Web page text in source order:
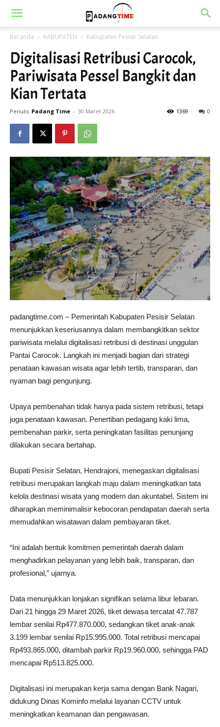
Beranda KABUPATEN Kabupaten Pesisir Selatan
Digitalisasi Retribusi Carocok,
Pariwisata Pessel Bangkit dan
Kian Tertata
Penulis Padang Time - 30 Maret 2026 0
1369
padangtime.com – Pemerintah Kabupaten Pesisir Selatan
menunjukkan keseriusannya dalam membangkitkan sektor
pariwisata melalui digitalisasi retribusi di destinasi unggulan
Pantai Carocok. Langkah ini menjadi bagian dari strategi
penataan kawasan wisata agar lebih tertib, transparan, dan
nyaman bagi pengunjung.
Upaya pembenahan tidak hanya pada sistem retribusi, tetapi
juga penataan kawasan. Penertiban pedagang kaki lima,
pembenahan parkir, serta peningkatan fasilitas penunjang
dilakukan secara bertahap.
Bupati Pesisir Selatan, Hendrajoni, menegaskan digitalisasi
retribusi merupakan langkah maju dalam meningkatkan tata
kelola destinasi wisata yang modern dan akuntabel. Sistem ini
diharapkan meminimalisir kebocoran pendapatan daerah serta
memudahkan wisatawan dalam pembayaran tiket.
“Ini adalah bentuk komitmen pemerintah daerah dalam
menghadirkan pelayanan yang lebih baik, transparan, dan
profesional,” ujarnya.
Data menunjukkan lonjakan signifikan selama libur lebaran.
Dari 21 hingga 29 Maret 2026, tiket dewasa tercatat 47.787
lembar senilai Rp477.870.000, sedangkan tiket anak-anak
3.199 lembar senilai Rp15.995.000. Total retribusi mencapai
Rp493.865.000, ditambah parkir Rp19.960.000, sehingga PAD
mencapai Rp513.825.000.
Digitalisasi ini merupakan kerja sama dengan Bank Nagari,
didukung Dinas Kominfo melalui layanan CCTV untuk
meningkatkan keamanan dan pengawasan.